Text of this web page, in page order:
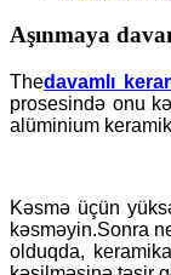
Aşınmaya
Thedavamlı
prosesində onu
alüminium
Kəsmə üçün
kəsməyin.Sonra
olduqda,